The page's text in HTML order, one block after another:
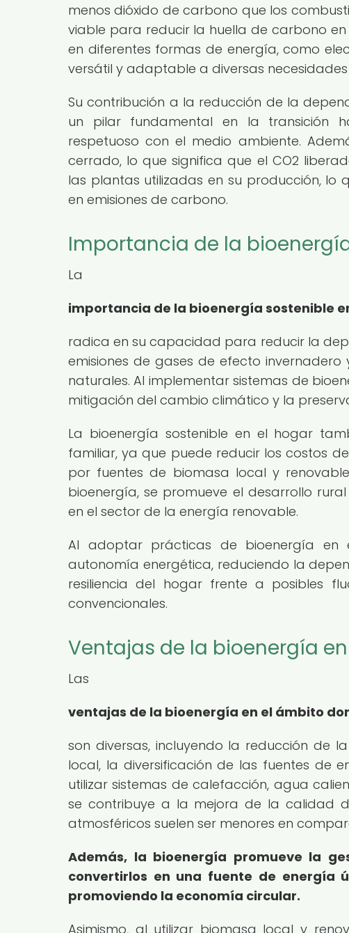
menos dióxido de carbono que los
viable para reducir la huella de carbono
en diferentes formas de energía, como
versátil y adaptable a diversas
Su contribución a la reducción de la
un pilar fundamental en la transición
respetuoso con el medio ambiente.
cerrado, lo que significa que el CO2
las plantas utilizadas en su producción,
en emisiones de carbono.
Importancia de la
La
importancia de la bioenergía sostenible
radica en su capacidad para reducir la
emisiones de gases de efecto
naturales. Al implementar sistemas de
mitigación del cambio climático y la
La bioenergía sostenible en el hogar
familiar, ya que puede reducir los costos
por fuentes de biomasa local y
bioenergía, se promueve el desarrollo
en el sector de la energía renovable.
Al adoptar prácticas de bioenergía en
autonomía energética, reduciendo la
resiliencia del hogar frente a posibles
convencionales.
Ventajas de la bioenergía
Las
ventajas de la bioenergía en el ámbito
son diversas, incluyendo la reducción de
local, la diversificación de las fuentes de
utilizar sistemas de calefacción, agua
se contribuye a la mejora de la calidad
atmosféricos suelen ser menores en
Además, la bioenergía promueve la
convertirlos en una fuente de energía
promoviendo la economía circular.
Asimismo, al utilizar biomasa local y